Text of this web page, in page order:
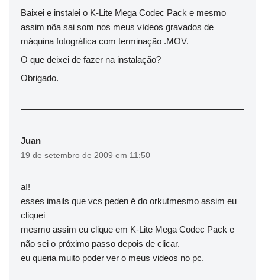
Baixei e instalei o K-Lite Mega Codec Pack e mesmo
assim nõa sai som nos meus vídeos gravados de
máquina fotográfica com terminação .MOV.
O que deixei de fazer na instalação?
Obrigado.
Juan
19 de setembro de 2009 em 11:50
aí!
esses imails que vcs peden é do orkutmesmo assim eu
cliquei
mesmo assim eu clique em K-Lite Mega Codec Pack e
não sei o próximo passo depois de clicar.
eu queria muito poder ver o meus videos no pc.